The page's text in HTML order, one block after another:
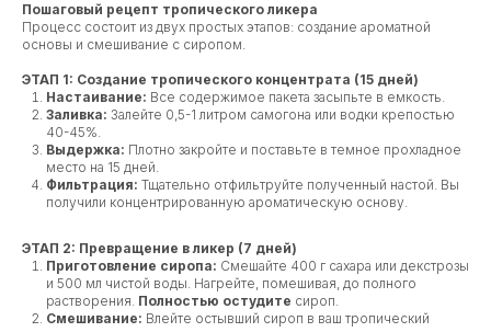
Пошаговый рецепт тропического ликера
Процесс состоит из двух простых этапов: создание ароматной
основы и смешивание с сиропом.
ЭТАП 1: Создание тропического концентрата (15 дней)
Настаивание: Все содержимое пакета засыпьте в емкость.
Заливка: Залейте 0,5-1 литром самогона или водки крепостью
40-45%.
Выдержка: Плотно закройте и поставьте в темное прохладное
место на 15 дней.
Фильтрация: Тщательно отфильтруйте полученный настой. Вы
получили концентрированную ароматическую основу.
ЭТАП 2: Превращение в ликер (7 дней)
Приготовление сиропа: Смешайте 400 г сахара или декстрозы
и 500 мл чистой воды. Нагрейте, помешивая, до полного
растворения. Полностью остудите сироп.
Смешивание: Влейте остывший сироп в ваш тропический